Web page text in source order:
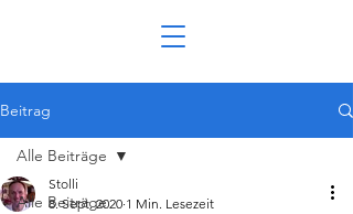
Beitrag
Alle Beiträge
Alle Beiträge
Stolli
8. Sept. 2020 1 Min. Lesezeit